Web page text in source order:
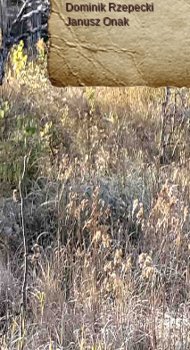
Dominik Rzepecki
Janusz Onak